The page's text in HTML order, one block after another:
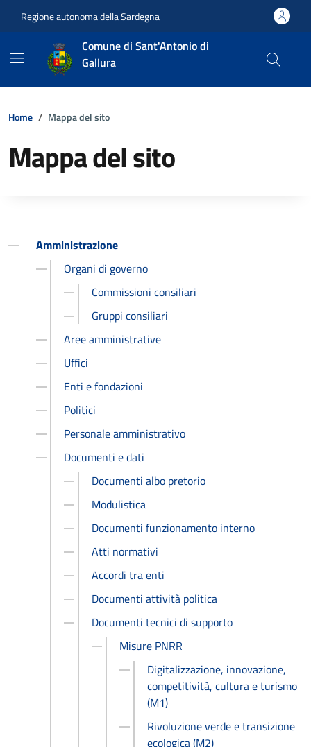
Regione autonoma della Sardegna
Comune di Sant'Antonio di
Gallura
Home Mappa del sito
Mappa del sito
Amministrazione
Organi di governo
Commissioni consiliari
Gruppi consiliari
Aree amministrative
Uffici
Enti e fondazioni
Politici
Personale amministrativo
Documenti e dati
Documenti albo pretorio
Modulistica
Documenti funzionamento interno
Atti normativi
Accordi tra enti
Documenti attività politica
Documenti tecnici di supporto
Misure PNRR
Digitalizzazione, innovazione,
competitività, cultura e turismo
(M1)
Rivoluzione verde e transizione
ecologica (M2)